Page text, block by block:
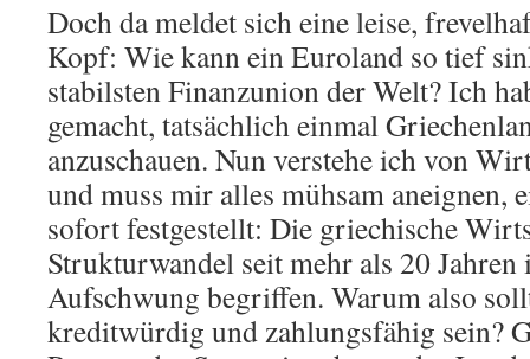
Doch da meldet sich eine leise,
Kopf: Wie kann ein Euroland so tief
stabilsten Finanzunion der Welt? Ich
gemacht, tatsächlich einmal
anzuschauen. Nun verstehe ich von
und muss mir alles mühsam aneignen,
sofort festgestellt: Die griechische
Strukturwandel seit mehr als 20 Jahren
Aufschwung begriffen. Warum also
kreditwürdig und zahlungsfähig sein?